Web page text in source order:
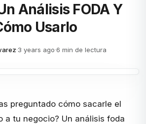
Análisis FODA Y
Usarlo
·3 years ago·6 min de lectura
preguntado cómo sacarle el
a tu negocio? Un análisis foda